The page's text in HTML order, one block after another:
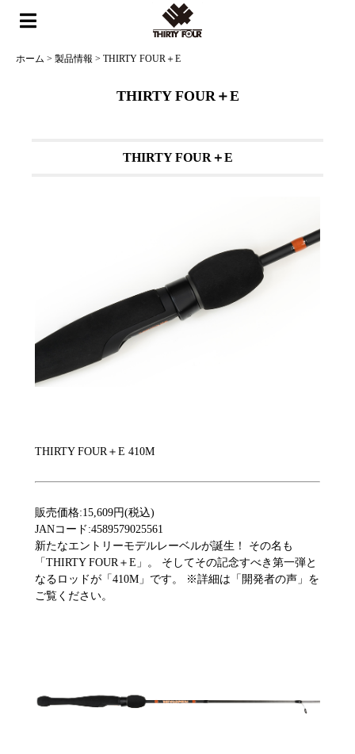
ホーム > 製品情報 > THIRTY FOUR＋E
THIRTY FOUR＋E
THIRTY FOUR＋E
THIRTY FOUR＋E 410M
販売価格:15,609円(税込)
JANコード:4589579025561
新たなエントリーモデルレーベルが誕生！ その名も
「THIRTY FOUR＋E」。 そしてその記念すべき第一弾と
なるロッドが「410M」です。 ※詳細は「開発者の声」を
ご覧ください。